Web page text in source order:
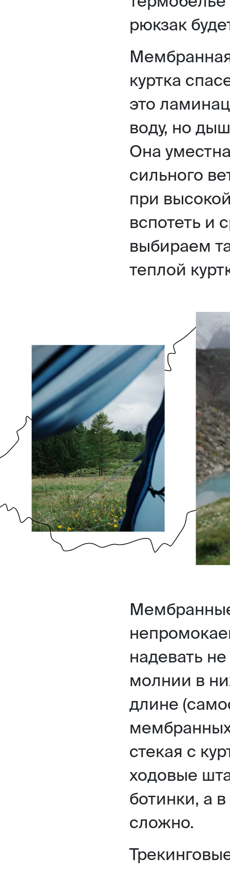
рюкзак
куртка
это
воду, но
Она
сильного
при
вспотеть и
выбираем
теплой
надевать
молнии в
длине
стекая с
ходовые
ботинки, а
сложно.